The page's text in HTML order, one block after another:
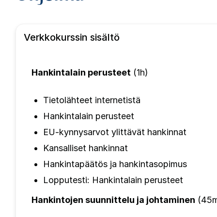
Verkkokurssin sisältö
Hankintalain perusteet (1h)
Tietolähteet internetistä
Hankintalain perusteet
EU-kynnysarvot ylittävät hankinnat
Kansalliset hankinnat
Hankintapäätös ja hankintasopimus
Lopputesti: Hankintalain perusteet
Hankintojen suunnittelu ja johtaminen